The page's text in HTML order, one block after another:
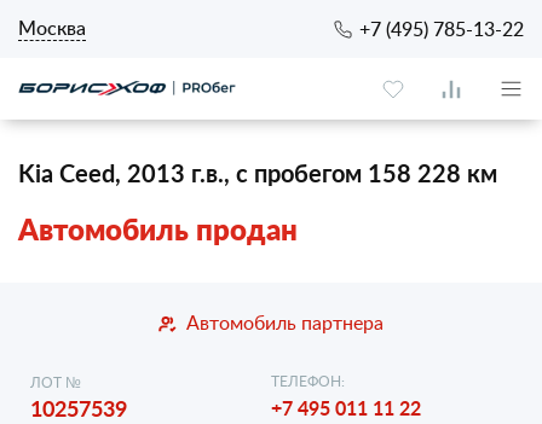
Москва +7 (495) 785-13-22
Kia Ceed, 2013 г.в., с пробегом 158 228 км
Автомобиль продан
Автомобиль партнера
ЛОТ №
10257539
ТЕЛЕФОН:
+7 495 011 11 22